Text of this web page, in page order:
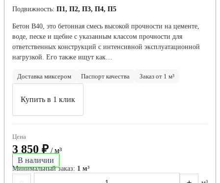
Подвижность: П1, П2, П3, П4, П5
Бетон B40, это бетонная смесь высокой прочности на цементе,
воде, песке и щебне с указанным классом прочности для
ответственных конструкций с интенсивной эксплуатационной
нагрузкой. Его также ищут как…
Доставка миксером Паспорт качества Заказ от 1 м³
Купить в 1 клик
Цена
3 850 ₽ / м³
В наличии
Минимальный заказ: 1 м³